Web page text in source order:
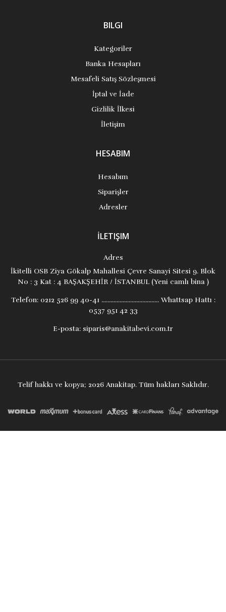
BILGI
Kategoriler
Banka Hesapları
Mesafeli Satış Sözleşmesi
İptal ve İade
Gizlilik İlkesi
İletişim
HESABIM
Hesabım
Siparişler
Adresler
İLETIŞIM
Adres
İkitelli OSB Ziya Gökalp Mahallesi Çevre Sanayi Sitesi 9. Blok
No : 3 Kat : 4 BAŞAKŞEHİR / İSTANBUL (Yeni camlı bina )
Telefon:0212 526 99 40-41 ...................................... Whattsap Hattı :
0537 951 42 33
E-posta: siparis@anakitabevi.com.tr
Telif hakkı ve kopya; 2026 Anakitap. Tüm hakları Saklıdır.